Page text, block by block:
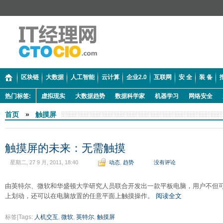
区块链 大数据 人工智能 云计算 企业2.0 互联网 安 全 装 备
热门标签: 虚拟现实 大数据趋势 数据科学家 机器学习 网络安全
首页 » 触摸屏
触摸屏的未来：无需触摸
星期二, 27 9 月, 2011, 18:40 动态 趋势 没有评论
由英特尔、微软和华盛顿大学研究人员联合开发出一款平板电脑，用户不但
上划动，还可以在电脑放置的任意平面上触摸操作。 阅读全文
标签|Tags: 人机交互, 微软, 英特尔, 触摸屏